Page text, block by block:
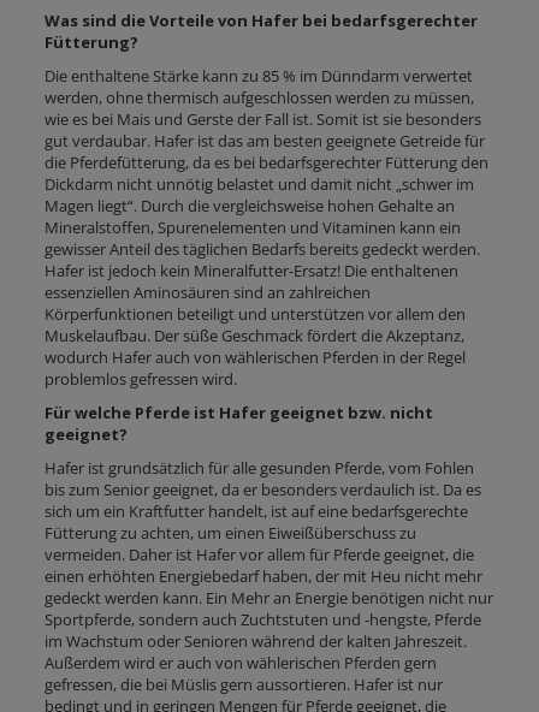
Was sind die Vorteile von Hafer bei bedarfsgerechter
Fütterung?
Die enthaltene Stärke kann zu 85 % im Dünndarm verwertet
werden, ohne thermisch aufgeschlossen werden zu müssen,
wie es bei Mais und Gerste der Fall ist. Somit ist sie besonders
gut verdaubar. Hafer ist das am besten geeignete Getreide für
die Pferdefütterung, da es bei bedarfsgerechter Fütterung den
Dickdarm nicht unnötig belastet und damit nicht „schwer im
Magen liegt“. Durch die vergleichsweise hohen Gehalte an
Mineralstoffen, Spurenelementen und Vitaminen kann ein
gewisser Anteil des täglichen Bedarfs bereits gedeckt werden.
Hafer ist jedoch kein Mineralfutter-Ersatz! Die enthaltenen
essenziellen Aminosäuren sind an zahlreichen
Körperfunktionen beteiligt und unterstützen vor allem den
Muskelaufbau. Der süße Geschmack fördert die Akzeptanz,
wodurch Hafer auch von wählerischen Pferden in der Regel
problemlos gefressen wird.
Für welche Pferde ist Hafer geeignet bzw. nicht
geeignet?
Hafer ist grundsätzlich für alle gesunden Pferde, vom Fohlen
bis zum Senior geeignet, da er besonders verdaulich ist. Da es
sich um ein Kraftfutter handelt, ist auf eine bedarfsgerechte
Fütterung zu achten, um einen Eiweißüberschuss zu
vermeiden. Daher ist Hafer vor allem für Pferde geeignet, die
einen erhöhten Energiebedarf haben, der mit Heu nicht mehr
gedeckt werden kann. Ein Mehr an Energie benötigen nicht nur
Sportpferde, sondern auch Zuchtstuten und -hengste, Pferde
im Wachstum oder Senioren während der kalten Jahreszeit.
Außerdem wird er auch von wählerischen Pferden gern
gefressen, die bei Müslis gern aussortieren. Hafer ist nur
bedingt und in geringen Mengen für Pferde geeignet, die